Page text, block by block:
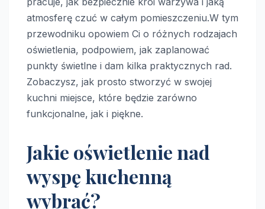
atmosferę czuć w całym pomieszczeniu.W tym
przewodniku opowiem Ci o różnych rodzajach
oświetlenia, podpowiem, jak zaplanować
punkty świetlne i dam kilka praktycznych rad.
Zobaczysz, jak prosto stworzyć w swojej
kuchni miejsce, które będzie zarówno
funkcjonalne, jak i piękne.
Jakie oświetlenie nad
wyspę kuchenną
wybrać?